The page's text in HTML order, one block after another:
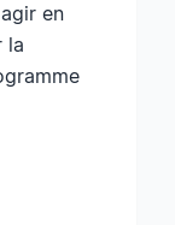
en
la